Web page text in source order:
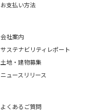
お支払い方法
会社案内
サステナビリティレポート
土地・建物募集
ニュースリリース
よくあるご質問